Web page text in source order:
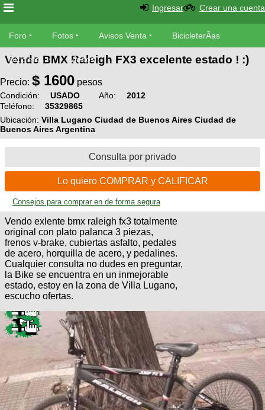
Foro
Foro
TÃ©cnica
MecÃ¡nica
Fotos
SUBÃ
tu foto
Galeria
XC
Bicicletas
Viajes
Descenso
Dirt
BMX
Ruta,
triatlon
De
todo
Enduro
Ranking
Avisos
Ventas
tu
Buscar
Ultimos
Fotos
Categorias
COMPRO
CANJE
Mi
ReputaciÃ³n
Compras
Mis
Ventas
BicicleterÃ­
Bicicletas
Bicicletas
Tandem
Freerider
TÃ©cnica
Robadas
Calendario
Videos
Cicloturismo
Salidas
Operadores
cicloturismo
Relatos
Foro
de
viajes
Usuarios
Buscar
Amigos
Actividad
de
Amigos
Ingresar Crear una cuenta
Foro Fotos Avisos Venta BicicleterÃ­as
Bicicletas Videos
Vendo BMX Raleigh FX3 excelente estado ! :)
Precio: $ 1600 pesos
Condición: USADO Año:
2012
Teléfono:
35329865
Ubicación: Villa Lugano Ciudad de Buenos Aires Ciudad de
Buenos Aires Argentina
Consulta por privado
Lo quiero COMPRAR y CALIFICAR
Consejos para comprar en de forma segura
Vendo exlente bmx raleigh fx3 totalmente
original con plato palanca 3 piezas,
frenos v-brake, cubiertas asfalto, pedales
de acero, horquilla de acero, y pedalines.
Cualquier consulta no dudes en preguntar,
la Bike se encuentra en un inmejorable
estado, estoy en la zona de Villa Lugano,
escucho ofertas.